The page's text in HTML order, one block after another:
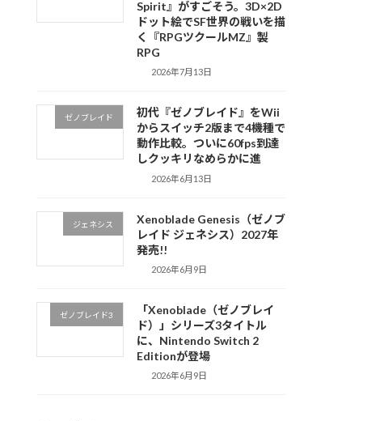
Spirit』がすごそう。3D×2D
ドット絵でSF世界の戦いを描
く『RPGツクールMZ』製
RPG
2026年7月13日
ゼノブレイド
初代『ゼノブレイド』をWii
からスイッチ2版まで4機種で
動作比較。ついに60fps到達
しクッキリなめらかに進
2026年6月13日
ジェネシス
Xenoblade Genesis（ゼノブ
レイド ジェネシス）2027年
発売!!
2026年6月9日
ゼノブレイド3
「Xenoblade（ゼノブレイ
ド）」シリーズ3タイトル
に、Nintendo Switch 2
Editionが登場
2026年6月9日